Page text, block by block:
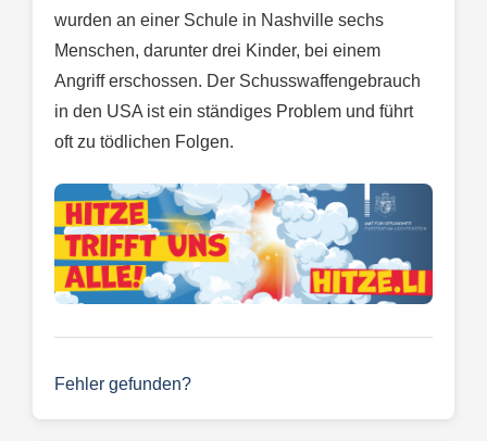
wurden an einer Schule in Nashville sechs
Menschen, darunter drei Kinder, bei einem
Angriff erschossen. Der Schusswaffengebrauch
in den USA ist ein ständiges Problem und führt
oft zu tödlichen Folgen.
Fehler gefunden?